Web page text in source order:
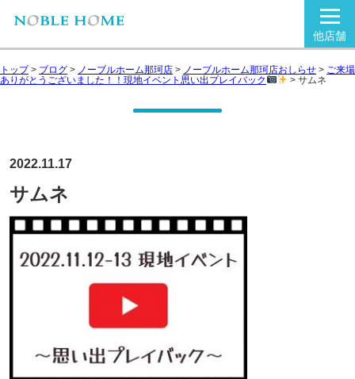
他店舗
トップ> ブログ > ノーブルホーム那珂店 > ノーブルホーム那珂店おしらせ > ご来場
ありがとうございました！！現地イベント思い出プレイバック
>サムネ
2022.11.17
サムネ